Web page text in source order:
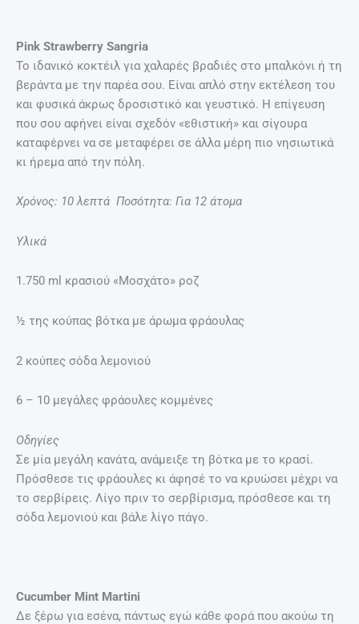
Pink Strawberry Sangria
Το ιδανικό κοκτέιλ για χαλαρές βραδιές στο μπαλκόνι ή τη
βεράντα με την παρέα σου. Είναι απλό στην εκτέλεση του
και φυσικά άκρως δροσιστικό και γευστικό. Η επίγευση
που σου αφήνει είναι σχεδόν «εθιστική» και σίγουρα
καταφέρνει να σε μεταφέρει σε άλλα μέρη πιο νησιωτικά
κι ήρεμα από την πόλη.
Χρόνος: 10 λεπτά Ποσότητα: Για 12 άτομα
Υλικά
1.750 ml κρασιού «Μοσχάτο» ροζ
½ της κούπας βότκα με άρωμα φράουλας
2 κούπες σόδα λεμονιού
6 – 10 μεγάλες φράουλες κομμένες
Οδηγίες
Σε μία μεγάλη κανάτα, ανάμειξε τη βότκα με το κρασί.
Πρόσθεσε τις φράουλες κι άφησέ το να κρυώσει μέχρι να
το σερβίρεις. Λίγο πριν το σερβίρισμα, πρόσθεσε και τη
σόδα λεμονιού και βάλε λίγο πάγο.
Cucumber Mint Martini
Δε ξέρω για εσένα, πάντως εγώ κάθε φορά που ακούω τη